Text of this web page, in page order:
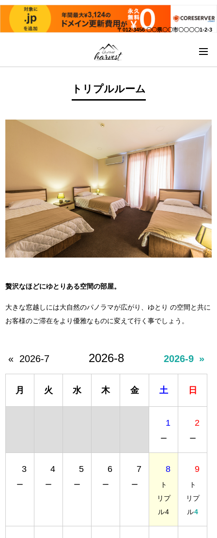
〒012-3456 〇〇県〇〇市〇〇〇〇1-2-3
トリプルルーム
贅沢なほどにゆとりある空間の部屋。
大きな窓越しには大自然のパノラマが広がり、ゆとり の空間と共に
お客様のご滞在をより優雅なものに変えて行く事でしょう。
« 2026-7 2026-8 2026-9 »
月 火 水 木 金 土 日
1
ー
2
ー
3
ー
4
ー
5
ー
6
ー
7
ー
8
ト
リプ
ル4
9
ト
リプ
ル4